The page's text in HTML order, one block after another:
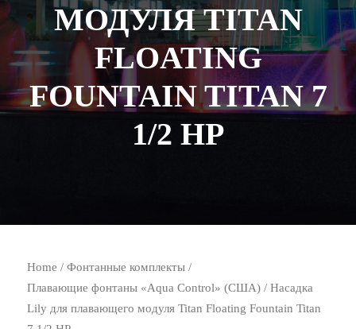
МОДУЛЯ TITAN
FLOATING
FOUNTAIN TITAN 7
1/2 HP
Home /Фонтанные комплекты /
Плавающие фонтаны «Aqua Control» (США) / Насадка
Lily для плавающего модуля Titan Floating Fountain Titan